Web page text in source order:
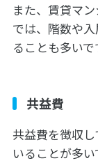
また、賃貸マ
では、階数や
ることも多いで
共益費
共益費を徴収
いることが多い